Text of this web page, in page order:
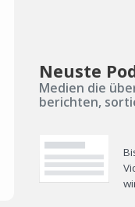
Neuste
Medien die
berichten,